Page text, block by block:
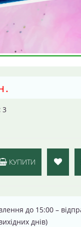
3
КУПИТИ
до 15:00 –
днів)